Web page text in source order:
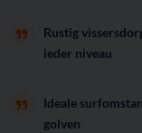
Rustig
ieder niveau
Ideale
golven